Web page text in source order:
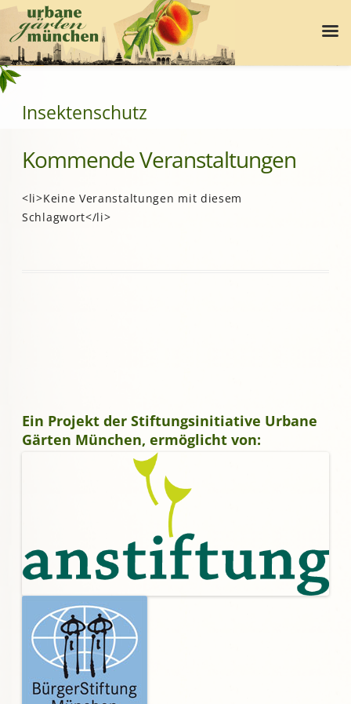
Insektenschutz
Kommende Veranstaltungen
<li>Keine Veranstaltungen mit diesem
Schlagwort</li>
Ein Projekt der Stiftungsinitiative Urbane
Gärten München, ermöglicht von: